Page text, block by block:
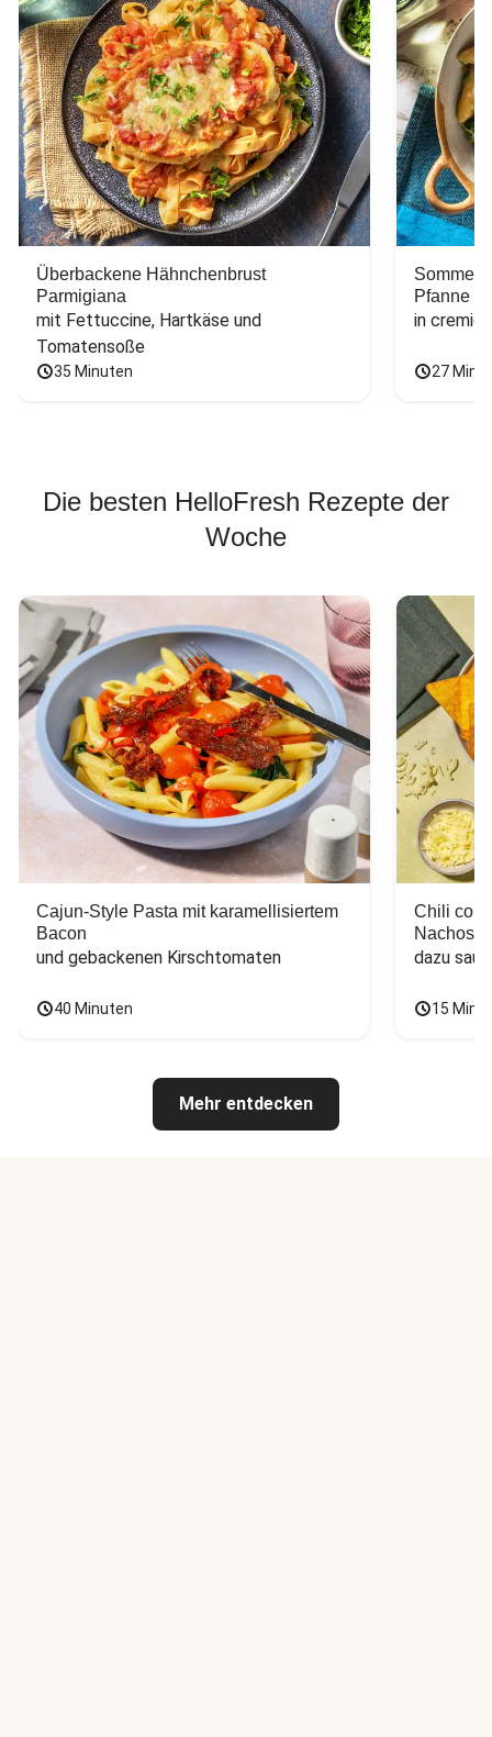
Überbackene Hähnchenbrust
Parmigiana
mit Fettuccine, Hartkäse und
Tomatensoße
35 Minuten
Pfanne
in
27
Die besten HelloFresh Rezepte der
Woche
Cajun-Style Pasta mit karamellisiertem
Bacon
und gebackenen Kirschtomaten
40 Minuten
Chili con
Nachos
dazu
15
Mehr entdecken